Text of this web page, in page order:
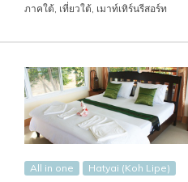
ภาคใต้, เที่ยวใต้, เมาท์เทิร์นรีสอร์ท
All in one
Hatyai (Koh Lipe)